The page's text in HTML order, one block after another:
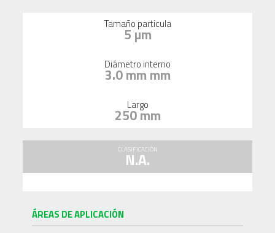
Tamaño particula
5 µm
Diámetro interno
3.0 mm mm
Largo
250 mm
CLASIFICACIÓN
N.A.
ÁREAS DE APLICACIÓN